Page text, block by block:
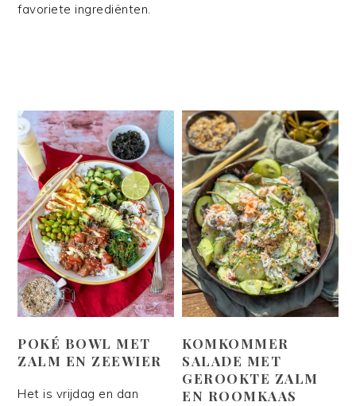
favoriete ingrediënten.
POKÉ BOWL MET
ZALM EN ZEEWIER
Het is vrijdag en dan
KOMKOMMER
SALADE MET
GEROOKTE ZALM
EN ROOMKAAS